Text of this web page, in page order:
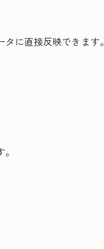
に直接反映できます。